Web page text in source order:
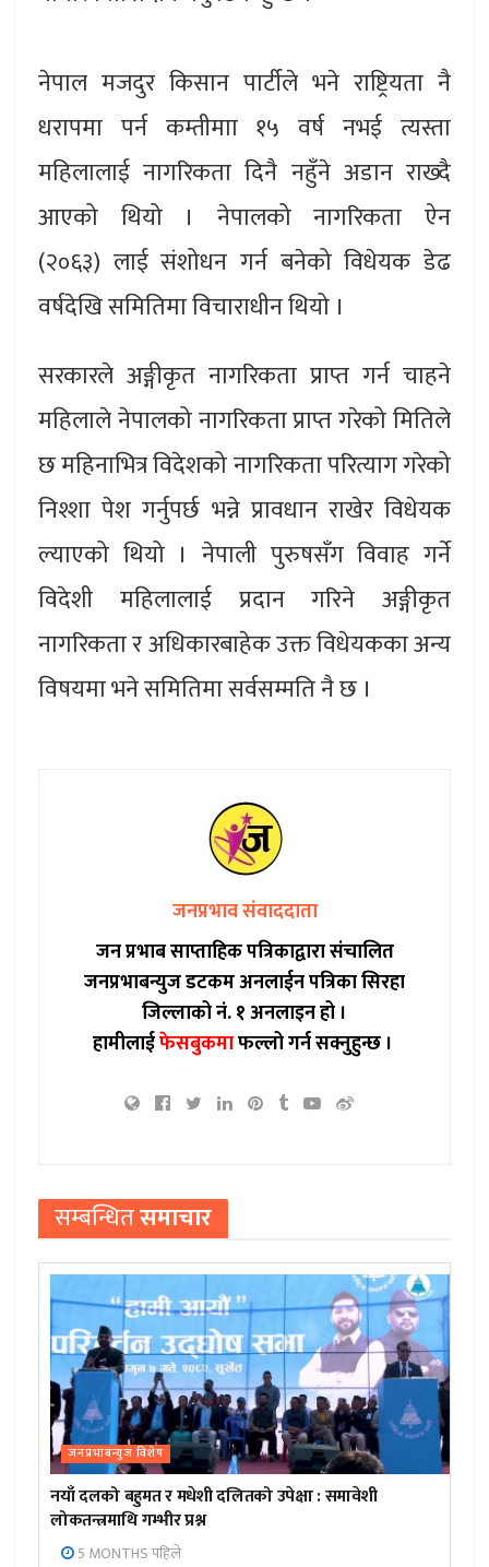
नेपाल मजदुर किसान पार्टीले भने राष्ट्रियता नै
धरापमा पर्न कम्तीमाा १५ वर्ष नभई त्यस्ता
महिलालाई नागरिकता दिनै नहुँने अडान राख्दै
आएको थियो । नेपालको नागरिकता ऐन
(२०६३) लाई संशोधन गर्न बनेको विधेयक डेढ
वर्षदेखि समितिमा विचाराधीन थियो ।
सरकारले अङ्गीकृत नागरिकता प्राप्त गर्न चाहने
महिलाले नेपालको नागरिकता प्राप्त गरेको मितिले
छ महिनाभित्र विदेशको नागरिकता परित्याग गरेको
निश्शा पेश गर्नुपर्छ भन्ने प्रावधान राखेर विधेयक
ल्याएको थियो । नेपाली पुरुषसँग विवाह गर्ने
विदेशी महिलालाई प्रदान गरिने अङ्गीकृत
नागरिकता र अधिकारबाहेक उक्त विधेयकका अन्य
विषयमा भने समितिमा सर्वसम्मति नै छ ।
जनप्रभाव संवाददाता
जन प्रभाब साप्ताहिक पत्रिकाद्वारा संचालित
जनप्रभाबन्युज डटकम अनलाईन पत्रिका सिरहा
जिल्लाको नं. १ अनलाइन हो ।
हामीलाईफेसबुकमाफल्लो गर्न सक्नुहुन्छ ।
सम्बन्धितसमाचार
जनप्रभाबन्युज विशेष
नयाँ दलको बहुमत र मधेशी दलितको उपेक्षा : समावेशी
लोकतन्त्रमाथि गम्भीर प्रश्न
5 MONTHS पहिले